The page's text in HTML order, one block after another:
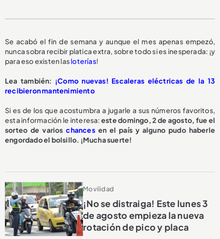
Se acabó el fin de semana y aunque el mes apenas empezó,
nunca sobra recibir platica extra, sobre todo si es inesperada: ¡y
para eso existen lasloterías!
Lea también: ¡Como nuevas! Escaleras eléctricas de la 13
recibieron mantenimiento
Si es de los que acostumbra a jugarle a sus números favoritos,
esta información le interesa: este domingo, 2 de agosto, fue el
sorteo de varioschancesen el país y alguno pudo haberle
engordado el bolsillo. ¡Mucha suerte!
Movilidad
¡No se distraiga! Este lunes 3
de agosto empieza la nueva
rotación de pico y placa